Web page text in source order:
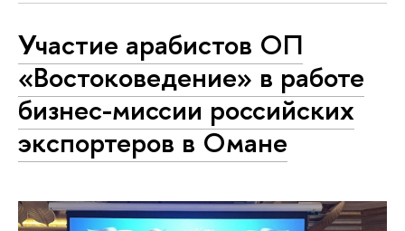
Участие арабистов ОП
«Востоковедение» в работе
бизнес-миссии российских
экспортеров в Омане